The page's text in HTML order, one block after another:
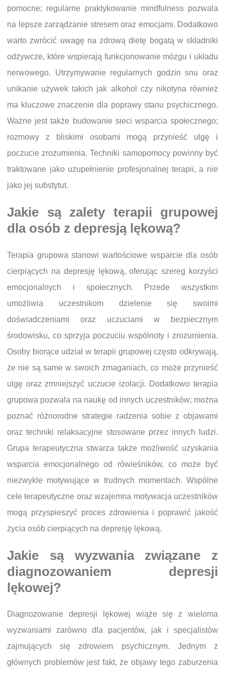
pomocne; regularne praktykowanie mindfulness pozwala
na lepsze zarządzanie stresem oraz emocjami. Dodatkowo
warto zwrócić uwagę na zdrową dietę bogatą w składniki
odżywcze, które wspierają funkcjonowanie mózgu i układu
nerwowego. Utrzymywanie regularnych godzin snu oraz
unikanie używek takich jak alkohol czy nikotyna również
ma kluczowe znaczenie dla poprawy stanu psychicznego.
Ważne jest także budowanie sieci wsparcia społecznego;
rozmowy z bliskimi osobami mogą przynieść ulgę i
poczucie zrozumienia. Techniki samopomocy powinny być
traktowane jako uzupełnienie profesjonalnej terapii, a nie
jako jej substytut.
Jakie są zalety terapii grupowej
dla osób z depresją lękową?
Terapia grupowa stanowi wartościowe wsparcie dla osób
cierpiących na depresję lękową, oferując szereg korzyści
emocjonalnych i społecznych. Przede wszystkim
umożliwia uczestnikom dzielenie się swoimi
doświadczeniami oraz uczuciami w bezpiecznym
środowisku, co sprzyja poczuciu wspólnoty i zrozumienia.
Osoby biorące udział w terapii grupowej często odkrywają,
że nie są same w swoich zmaganiach, co może przynieść
ulgę oraz zmniejszyć uczucie izolacji. Dodatkowo terapia
grupowa pozwala na naukę od innych uczestników; można
poznać różnorodne strategie radzenia sobie z objawami
oraz techniki relaksacyjne stosowane przez innych ludzi.
Grupa terapeutyczna stwarza także możliwość uzyskania
wsparcia emocjonalnego od rówieśników, co może być
niezwykle motywujące w trudnych momentach. Wspólne
cele terapeutyczne oraz wzajemna motywacja uczestników
mogą przyspieszyć proces zdrowienia i poprawić jakość
życia osób cierpiących na depresję lękową.
Jakie są wyzwania związane z
diagnozowaniem depresji
lękowej?
Diagnozowanie depresji lękowej wiąże się z wieloma
wyzwaniami zarówno dla pacjentów, jak i specjalistów
zajmujących się zdrowiem psychicznym. Jednym z
głównych problemów jest fakt, że objawy tego zaburzenia